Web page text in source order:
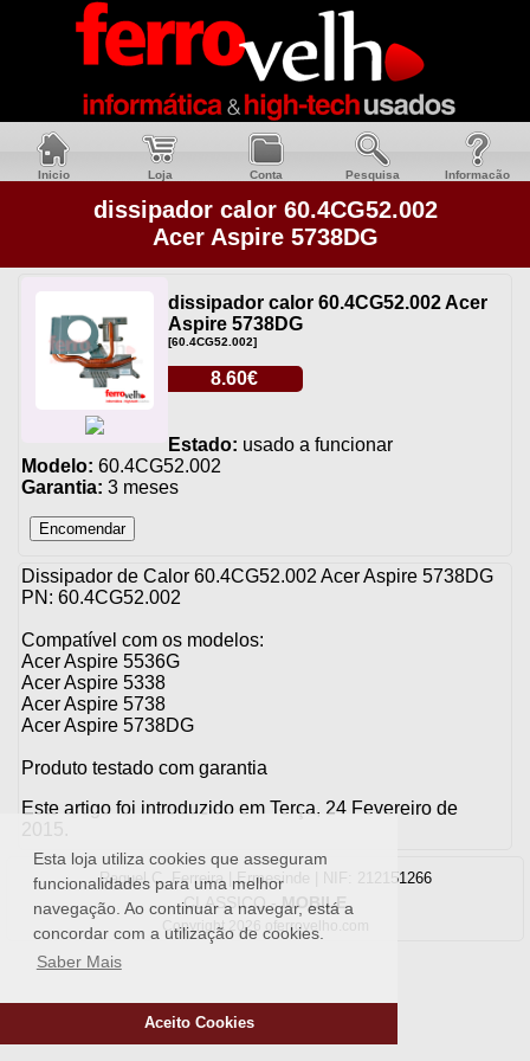
Esta loja utiliza cookies que asseguram
funcionalidades para uma melhor
navegação. Ao continuar a navegar, está a
concordar com a utilização de cookies.
Saber Mais
Aceito Cookies
Inicio Loja Conta Pesquisa Informacão
dissipador calor 60.4CG52.002
Acer Aspire 5738DG
dissipador calor 60.4CG52.002 Acer
Aspire 5738DG
[60.4CG52.002]
8.60€
Estado: usado a funcionar
Modelo: 60.4CG52.002
Garantia: 3 meses
Dissipador de Calor 60.4CG52.002 Acer Aspire 5738DG
PN: 60.4CG52.002
Compatível com os modelos:
Acer Aspire 5536G
Acer Aspire 5338
Acer Aspire 5738
Acer Aspire 5738DG
Produto testado com garantia
Este artigo foi introduzido em Terça, 24 Fevereiro de
2015.
Raquel C. Ferreira | Ermesinde | NIF: 212151266
CLASSICO-MOBILE
Copyright 2026 oferrovelho.com